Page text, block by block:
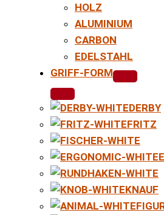
HOLZ
ALUMINIUM
CARBON
EDELSTAHL
GRIFF-FORM
DERBY
FRITZ
KNAUF